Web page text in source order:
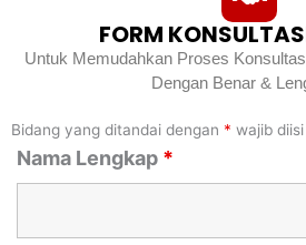
FORM
Untuk Memudahkan Proses
Dengan Benar &
Bidang yang ditandai dengan * wajib diisi
Nama Lengkap *